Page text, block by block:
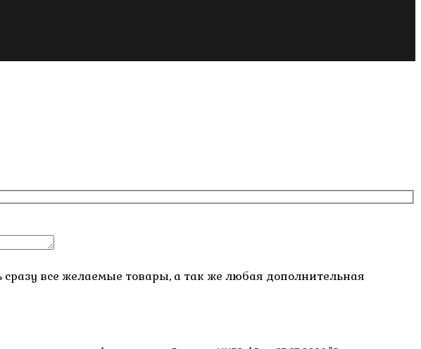
все желаемые товары, а так же любая дополнительная